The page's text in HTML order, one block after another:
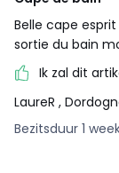
Belle cape
sortie du bain
Ik zal dit
LaureR ,
Bezitsduur 1